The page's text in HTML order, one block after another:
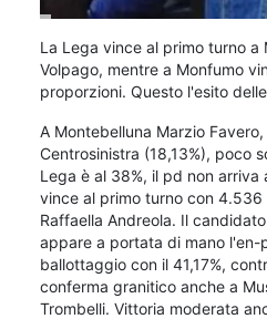
La Lega vince al primo turno
Volpago, mentre a Monfumo
proporzioni. Questo l'esito
A Montebelluna Marzio
Centrosinistra (18,13%), poco
Lega è al 38%, il pd non arriva
vince al primo turno con
Raffaella Andreola. Il
appare a portata di mano l'en-
ballottaggio con il 41,17%,
conferma granitico anche a
Trombelli. Vittoria moderata